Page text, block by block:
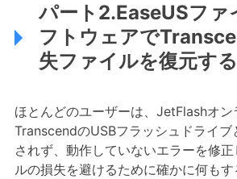
パート2.EaseUSファ
フトウェアで
失ファイルを復元する
ほとんどのユーザーは、JetFlashオン
TranscendのUSBフラッシュドライブ
されず、動作していないエラーを修
ルの損失を避けるために確かに何も